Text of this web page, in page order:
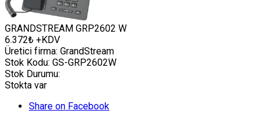
GRANDSTREAM GRP2602 W
6.372₺ +KDV
Üretici firma: GrandStream
Stok Kodu: GS-GRP2602W
Stok Durumu:
Stokta var
Share on Facebook